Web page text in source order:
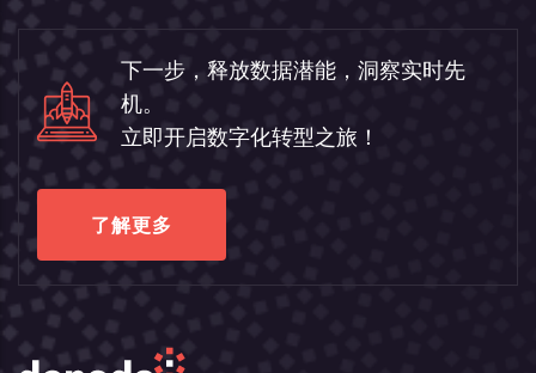
下一步，释放数据潜能，洞察实时先
机。
立即开启数字化转型之旅！
了解更多